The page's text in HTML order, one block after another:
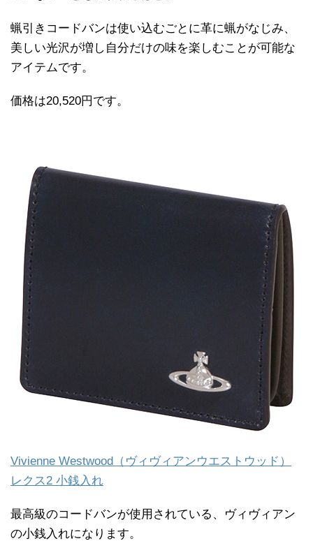
蝋引きコードバンは使い込むごとに革に蝋がなじみ、
美しい光沢が増し自分だけの味を楽しむことが可能な
アイテムです。
価格は20,520円です。
Vivienne Westwood（ヴィヴィアンウエストウッド）
レクス2 小銭入れ
最高級のコードバンが使用されている、ヴィヴィアン
の小銭入れになります。